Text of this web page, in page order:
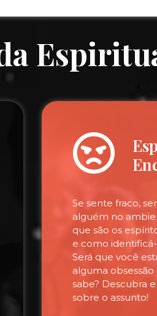
Se sente fraco,
alguém no
que são os
e como identificá-
Será que você
alguma
sabe? Descubra
sobre o assunto!